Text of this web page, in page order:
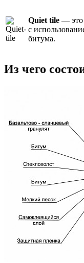
Quiet tile — это
с
битума.
Из чего